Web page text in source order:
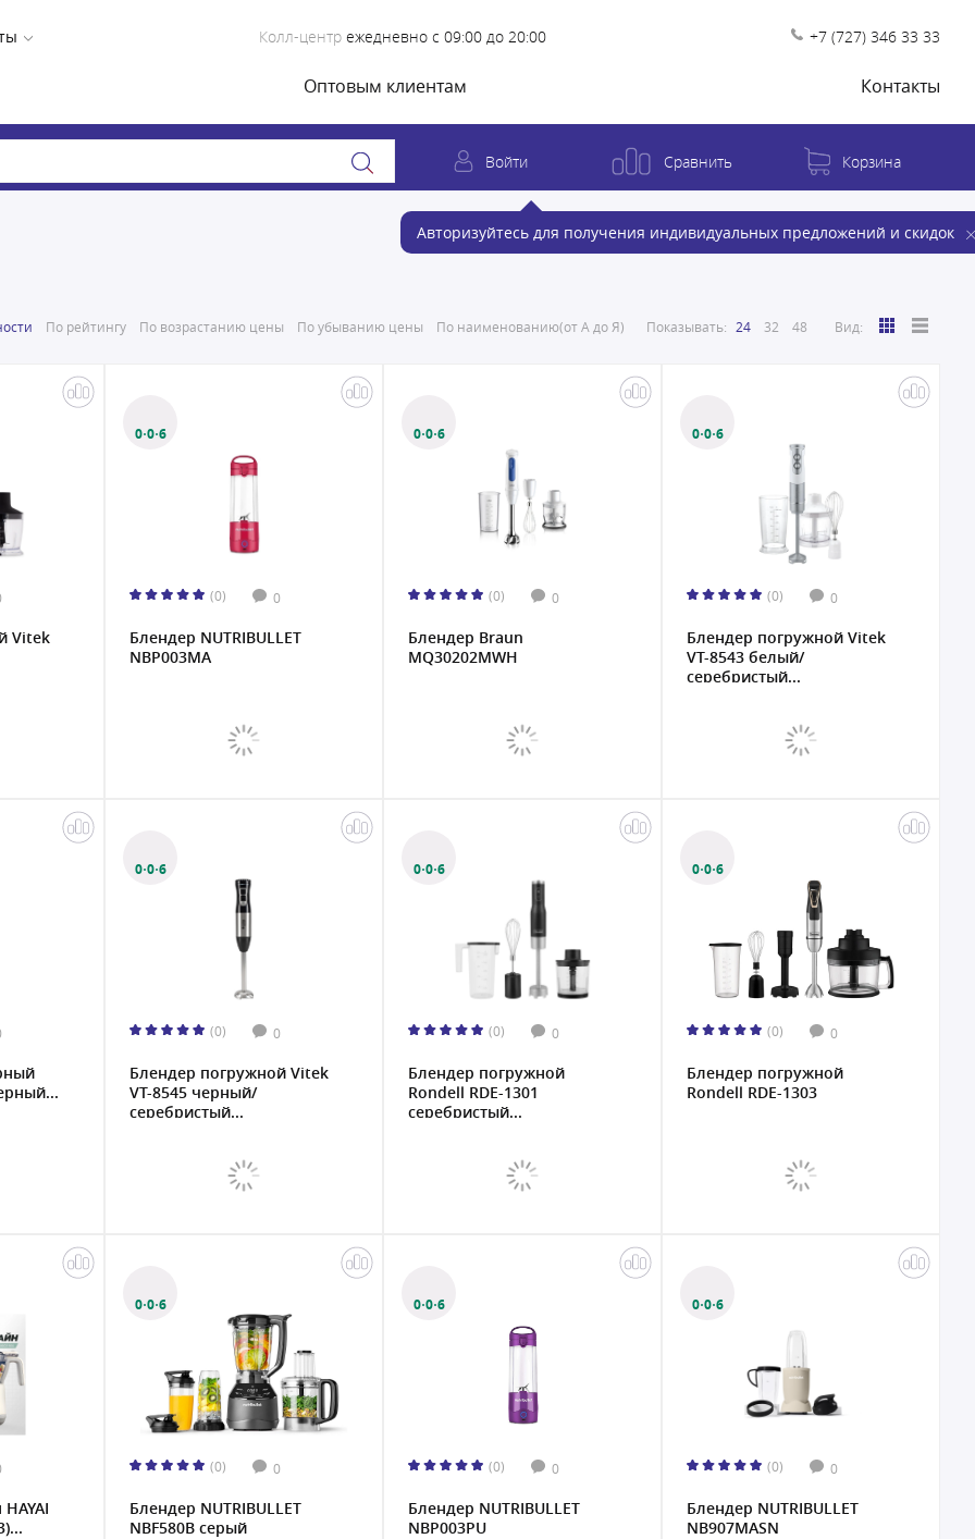
Колл-центр ежедневно с 09:00 до 20:00 +7 (727) 346 33 33
Оптовым клиентам Контакты
Войти
Авторизуйтесь для получения индивидуальных предложений и скидок
Сравнить Корзина
По рейтингу По возрастанию цены По убыванию цены По наименованию(от А до Я) Показывать: 24 32 48 Вид:
Vitek
0·0·6
(0) 0
Блендер NUTRIBULLET
NBP003MA
0·0·6
(0) 0
Блендер Braun
MQ30202MWH
0·0·6
(0) 0
Блендер погружной Vitek
VT-8543 белый/
серебристый...
0·0·6
(0) 0
Блендер погружной Vitek
VT-8545 черный/
серебристый...
0·0·6
(0) 0
Блендер погружной
Rondell RDE-1301
серебристый...
0·0·6
(0) 0
Блендер погружной
Rondell RDE-1303
0·0·6
(0) 0
Блендер NUTRIBULLET
NBF580B серый
0·0·6
(0) 0
Блендер NUTRIBULLET
NBP003PU
0·0·6
(0) 0
Блендер NUTRIBULLET
NB907MASN